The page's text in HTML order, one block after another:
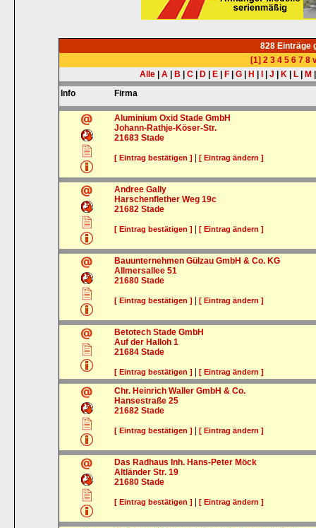
828 Einträge
[1] 2 3 4 5 6 7 8
Alle
A B C D E F G H J K L M
Info
Firma
Aluminium Oxid Stade GmbH
Johann-Rathje-Köser-Str.
21683 Stade
[ Eintrag bestätigen ] |[ Eintrag ändern ]
Andree Gally
Harschenflether Weg 19c
21682 Stade
[ Eintrag bestätigen ] |[ Eintrag ändern ]
Bauunternehmen Gülzau GmbH & Co. KG
Allmersallee 51
21680 Stade
[ Eintrag bestätigen ] |[ Eintrag ändern ]
Betotech Stade GmbH
Auf der Halloh 1
21684 Stade
[ Eintrag bestätigen ] |[ Eintrag ändern ]
Chr. Heinrich Waller GmbH & Co.
Hansestraße 25
21682 Stade
[ Eintrag bestätigen ] |[ Eintrag ändern ]
Das Radhaus Inh. Hans-Peter Möck
Altländer Str. 19
21680 Stade
[ Eintrag bestätigen ] |[ Eintrag ändern ]